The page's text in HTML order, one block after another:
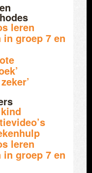
leren
in groep 7 en
leren
in groep 7 en